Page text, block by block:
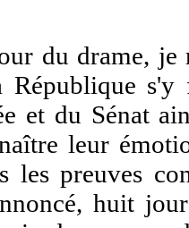
du drame, je
République
et du Sénat
leur
les preuves
huit